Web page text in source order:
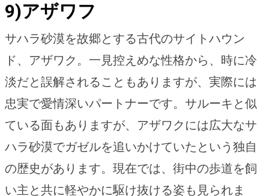
9)アザワフ
サハラ砂漠を故郷とする古代のサイトハウン
ド、アザワク。一見控えめな性格から、時に冷
淡だと誤解されることもありますが、実際には
忠実で愛情深いパートナーです。サルーキと似
ている面もありますが、アザワクには広大なサ
ハラ砂漠でガゼルを追いかけていたという独自
の歴史があります。現在では、街中の歩道を飼
い主と共に軽やかに駆け抜ける姿も見られま